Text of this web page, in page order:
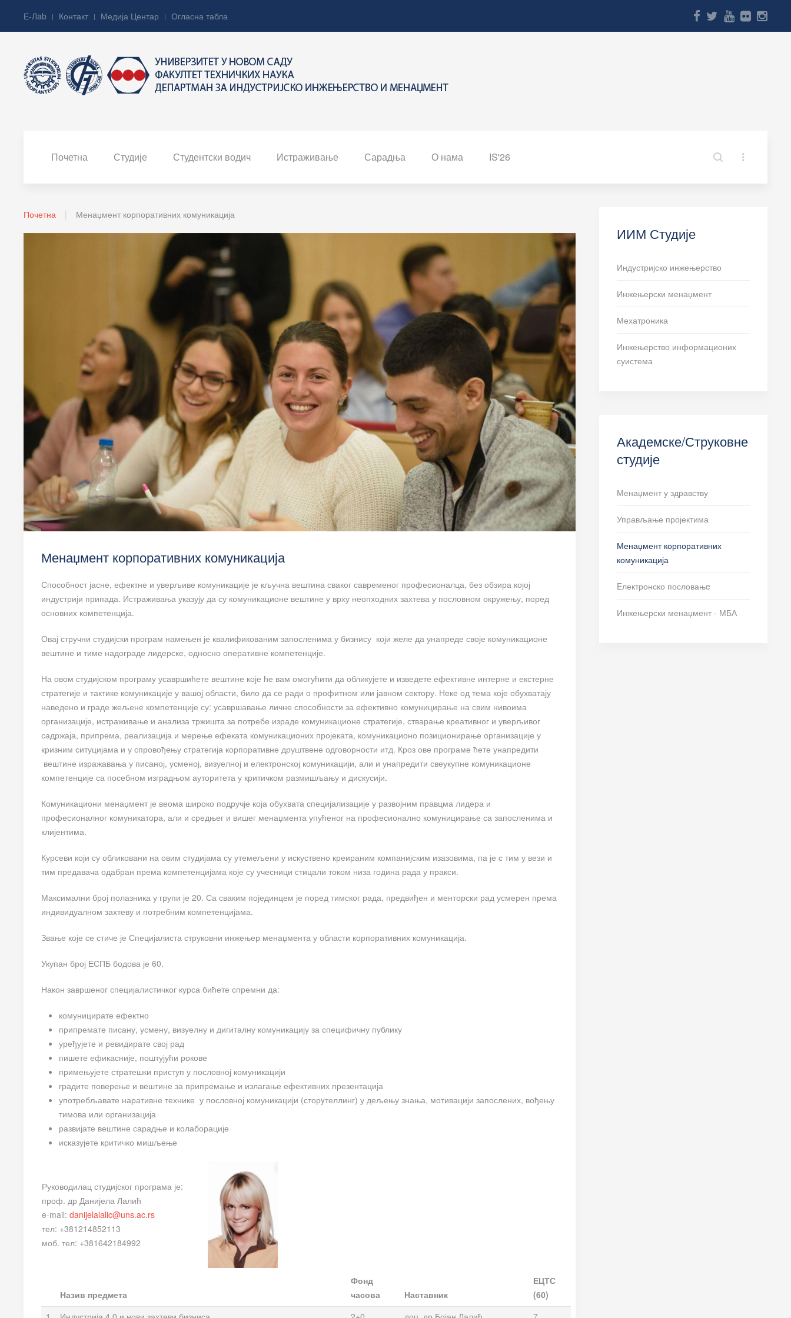
Е-Лab Контакт Медија Центар Огласна табла
Почетна Студије Студентски водич Истраживање Сарадња О нама IS'26
Почетна Менаџмент корпоративних комуникација
Менаџмент корпоративних комуникација
Способност јасне, ефектне и уверљиве комуникације је кључна вештина сваког савременог професионалца, без обзира којој
индустрији припада. Истраживања указују да су комуникационе вештине у врху неопходних захтева у пословном окружењу, поред
основних компетенција.
Овај стручни студијски програм намењен је квалификованим запосленима у бизнису који желе да унапреде своје комуникационе
вештине и тиме надограде лидерске, односно оперативне компетенције.
На овом студијском програму усавршићете вештине које ће вам омогућити да обликујете и изведете ефективне интерне и екстерне
стратегије и тактике комуникације у вашој области, било да се ради о профитном или јавном сектору. Неке од тема које обухватају
наведено и граде жељене компетенције су: усавршавање личне способности за ефективно комуницирање на свим нивоима
организације, истраживање и анализа тржишта за потребе израде комуникационе стратегије, стварање креативног и уверљивог
садржаја, припрема, реализација и мерење ефеката комуникационих пројеката, комуникационо позиционирање организације у
кризним ситуцијама и у спровођењу стратегија корпоративне друштвене одговорности итд. Кроз ове програме ћете унапредити
вештине изражавања у писаној, усменој, визуелној и електронској комуникацији, али и унапредити свеукупне комуникационе
компетенције са посебном изградњом ауторитета у критичком размишљању и дискусији.
Комуникациони менаџмент је веома широко подручје која обухвата специјализације у развојним правцма лидера и
професионалног комуникатора, али и средњег и вишег менаџмента упућеног на професионално комуницирање са запосленима и
клијентима.
Курсеви који су обликовани на овим студијама су утемељени у искуствено креираним компанијским изазовима, па је с тим у вези и
тим предавача одабран према компетенцијама које су учесници стицали током низа година рада у пракси.
Максимални број полазника у групи је 20. Са сваким појединцем је поред тимског рада, предвиђен и менторски рад усмерен према
индивидуалном захтеву и потребним компетенцијама.
Звање које се стиче је Специјалиста струковни инжењер менаџмента у области корпоративних комуникација.
Укупан број ЕСПБ бодова је 60.
Након завршеног специјалистичког курса бићете спремни да:
комуницирате ефектно
припремате писану, усмену, визуелну и дигиталну комуникацију за специфичну публику
уређујете и ревидирате свој рад
пишете ефикасније, поштујући рокове
примењујете стратешки приступ у пословној комуникацији
градите поверење и вештине за припремање и излагање ефективних презентација
употребљавате наративне технике у пословној комуникацији (сторyтеллинг) у дељењу знања, мотивацији запослених, вођењу
тимова или организација
развијате вештине сарадње и колаборације
исказујете критичко мишљење
Руководилац студијског програма је:
проф. др Данијела Лалић
e-mail: danijelalalic@uns.ac.rs
тел: +381214852113
моб. тел: +381642184992
Назив предмета
Фонд
часова
Наставник
ЕЦТС
(60)
ИИМ Студије
Индустријско инжењерство
Инжењерски менаџмент
Мехатроника
Инжењерство информационих
суистема
Академске/Струковне
студије
Менаџмент у здравству
Управљање пројектима
Менаџмент корпоративних
комуникација
Eлектронско пословањe
Инжењерски менаџмент - МБА